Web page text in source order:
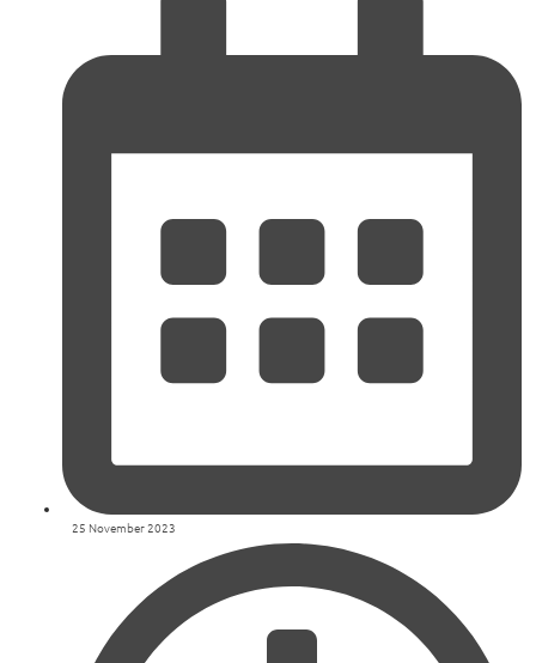
25 November 2023